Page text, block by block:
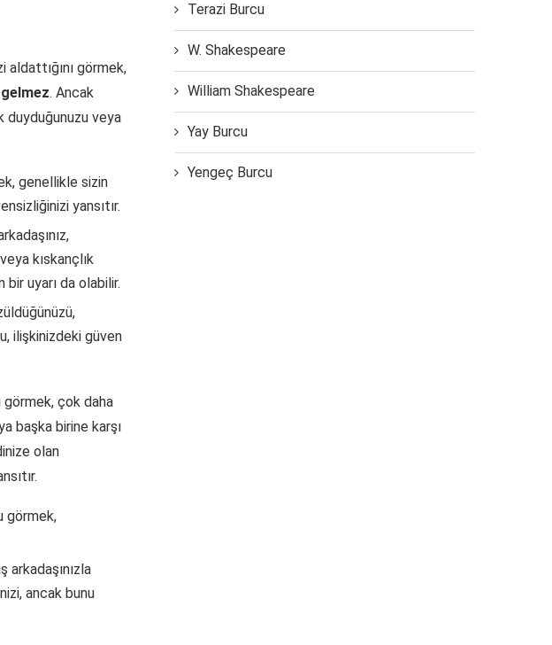
aldattığını görmek,
. Ancak
duyduğunuzu veya
genellikle sizin
yansıtır.
kıskançlık
uyarı da olabilir.
ilişkinizdeki güven
görmek, çok daha
başka birine karşı
olan
görmek,
arkadaşınızla
ancak bunu
Terazi Burcu
W. Shakespeare
William Shakespeare
Yay Burcu
Yengeç Burcu